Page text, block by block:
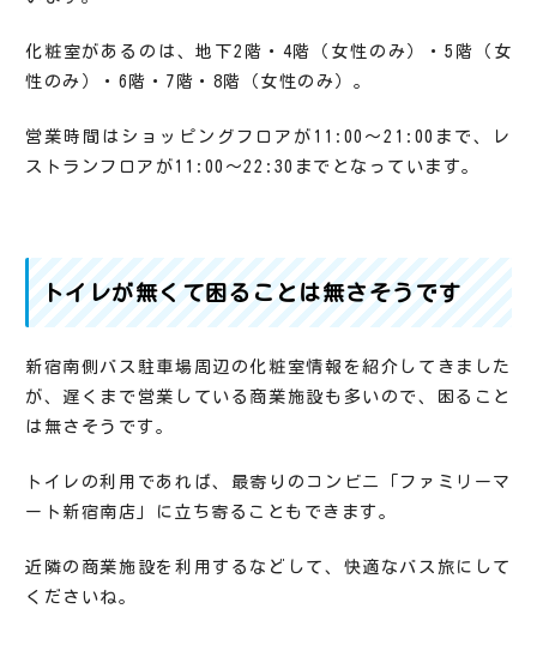
化粧室があるのは、地下2階・4階（女性のみ）・5階（女
性のみ）・6階・7階・8階（女性のみ）。
営業時間はショッピングフロアが11:00～21:00まで、レ
ストランフロアが11:00～22:30までとなっています。
トイレが無くて困ることは無さそうです
新宿南側バス駐車場周辺の化粧室情報を紹介してきました
が、遅くまで営業している商業施設も多いので、困ること
は無さそうです。
トイレの利用であれば、最寄りのコンビニ「ファミリーマ
ート新宿南店」に立ち寄ることもできます。
近隣の商業施設を利用するなどして、快適なバス旅にして
くださいね。